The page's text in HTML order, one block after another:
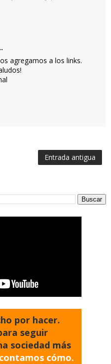
agregamos a los links.
Entrada antigua
por hacer.
seguir
sociedad más
cómo.